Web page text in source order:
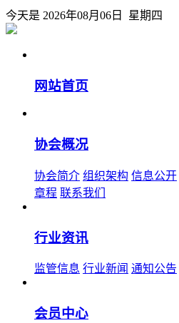
今天是 2026年08月06日 星期四
网站首页
协会概况
协会简介 组织架构 信息公开
章程 联系我们
行业资讯
监管信息 行业新闻 通知公告
会员中心